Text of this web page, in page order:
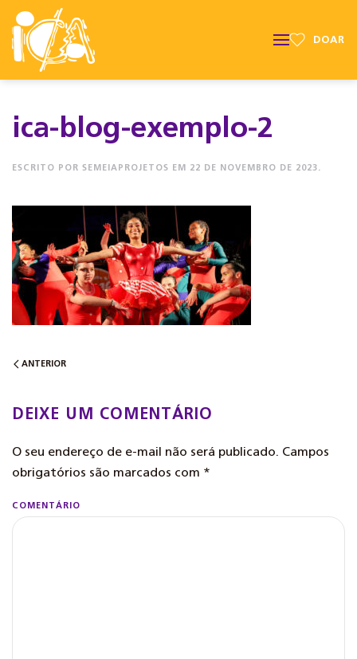
DOAR
ica-blog-exemplo-2
ESCRITO POR SEMEIAPROJETOS EM 22 DE NOVEMBRO DE 2023
ANTERIOR
DEIXE UM COMENTÁRIO
O seu endereço de e-mail não será publicado. Campos
obrigatórios são marcados com *
COMENTÁRIO